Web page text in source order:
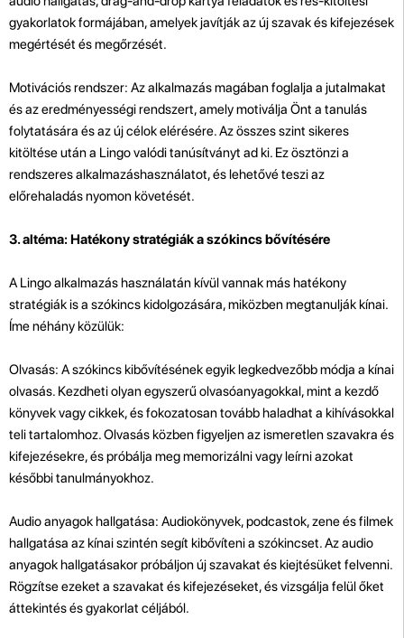
gyakorlatok formájában, amelyek javítják az új szavak és kifejezések
megértését és megőrzését.
Motivációs rendszer: Az alkalmazás magában foglalja a jutalmakat
és az eredményességi rendszert, amely motiválja Önt a tanulás
folytatására és az új célok elérésére. Az összes szint sikeres
kitöltése után a Lingo valódi tanúsítványt ad ki. Ez ösztönzi a
rendszeres alkalmazáshasználatot, és lehetővé teszi az
előrehaladás nyomon követését.
3. altéma: Hatékony stratégiák a szókincs bővítésére
A Lingo alkalmazás használatán kívül vannak más hatékony
stratégiák is a szókincs kidolgozására, miközben megtanulják kínai.
Íme néhány közülük:
Olvasás: A szókincs kibővítésének egyik legkedvezőbb módja a kínai
olvasás. Kezdheti olyan egyszerű olvasóanyagokkal, mint a kezdő
könyvek vagy cikkek, és fokozatosan tovább haladhat a kihívásokkal
teli tartalomhoz. Olvasás közben figyeljen az ismeretlen szavakra és
kifejezésekre, és próbálja meg memorizálni vagy leírni azokat
későbbi tanulmányokhoz.
Audio anyagok hallgatása: Audiokönyvek, podcastok, zene és filmek
hallgatása az kínai szintén segít kibővíteni a szókincset. Az audio
anyagok hallgatásakor próbáljon új szavakat és kiejtésüket felvenni.
Rögzítse ezeket a szavakat és kifejezéseket, és vizsgálja felül őket
áttekintés és gyakorlat céljából.